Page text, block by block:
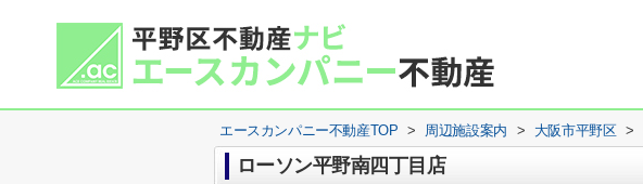
エースカンパニー不動産TOP > 周辺施設案内 > 大阪市平野区 >
ローソン平野南四丁目店